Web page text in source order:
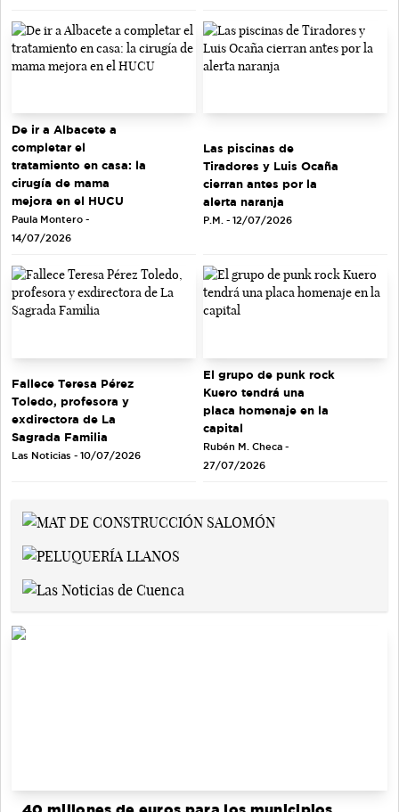
De ir a Albacete a
completar el
tratamiento en casa: la
cirugía de mama
mejora en el HUCU
Paula Montero -
14/07/2026
Las piscinas de
Tiradores y Luis Ocaña
cierran antes por la
alerta naranja
P.M. - 12/07/2026
Fallece Teresa Pérez
Toledo, profesora y
exdirectora de La
Sagrada Familia
Las Noticias - 10/07/2026
El grupo de punk rock
Kuero tendrá una
placa homenaje en la
capital
Rubén M. Checa -
27/07/2026